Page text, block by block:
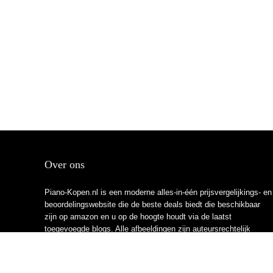
Over ons
Piano-Kopen.nl is een moderne alles-in-één prijsvergelijkings- en
beoordelingswebsite die de beste deals biedt die beschikbaar
zijn op amazon en u op de hoogte houdt via de laatst
toegevoegde blogs. Alle afbeeldingen zijn auteursrechtelijk